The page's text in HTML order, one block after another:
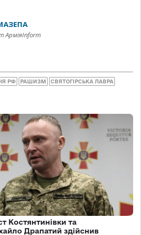
АрміяInform
РФ РАШИЗМ СВЯТОГІРСЬКА ЛАВРА
Костянтинівки та
Драпатий здійснив